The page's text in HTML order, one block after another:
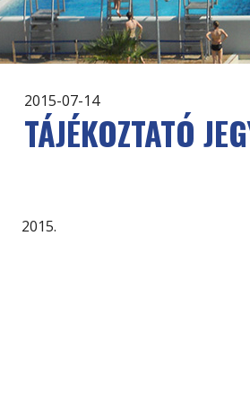
2015-07-14
TÁJÉKOZTATÓ